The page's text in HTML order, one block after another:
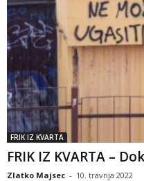
FRIK IZ KVARTA
FRIK IZ KVARTA –
Zlatko Majsec - 10. travnja 2022